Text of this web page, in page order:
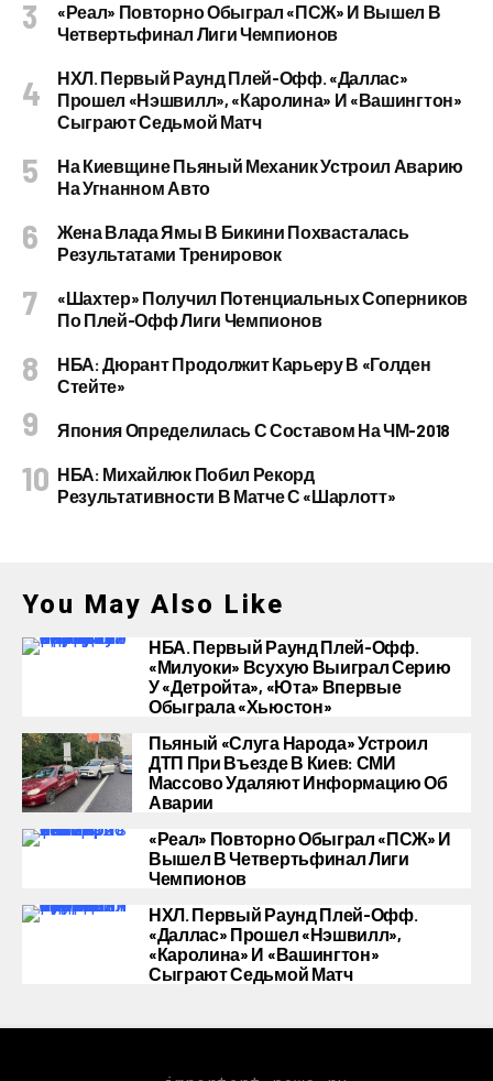
«Реал» Повторно Обыграл «ПСЖ» И Вышел В
Четвертьфинал Лиги Чемпионов
НХЛ. Первый Раунд Плей-Офф. «Даллас»
Прошел «Нэшвилл», «Каролина» И «Вашингтон»
Сыграют Седьмой Матч
На Киевщине Пьяный Механик Устроил Аварию
На Угнанном Авто
Жена Влада Ямы В Бикини Похвасталась
Результатами Тренировок
«Шахтер» Получил Потенциальных Соперников
По Плей-Офф Лиги Чемпионов
НБА: Дюрант Продолжит Карьеру В «Голден
Стейте»
Япония Определилась С Составом На ЧМ-2018
НБА: Михайлюк Побил Рекорд
Результативности В Матче С «Шарлотт»
You May Also Like
НБА. Первый Раунд Плей-Офф.
«Милуоки» Всухую Выиграл Серию
У «Детройта», «Юта» Впервые
Обыграла «Хьюстон»
Пьяный «слуга Народа» Устроил
ДТП При Въезде В Киев: СМИ
Массово Удаляют Информацию Об
Аварии
«Реал» Повторно Обыграл «ПСЖ» И
Вышел В Четвертьфинал Лиги
Чемпионов
НХЛ. Первый Раунд Плей-Офф.
«Даллас» Прошел «Нэшвилл»,
«Каролина» И «Вашингтон»
Сыграют Седьмой Матч